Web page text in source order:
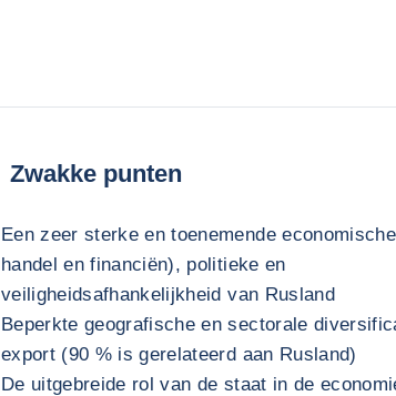
Zwakke punten
Een zeer sterke en toenemende
handel en financiën), politieke en
veiligheidsafhankelijkheid van Rusland
Beperkte geografische en sectorale
export (90 % is gerelateerd aan Rusland)
De uitgebreide rol van de staat in de